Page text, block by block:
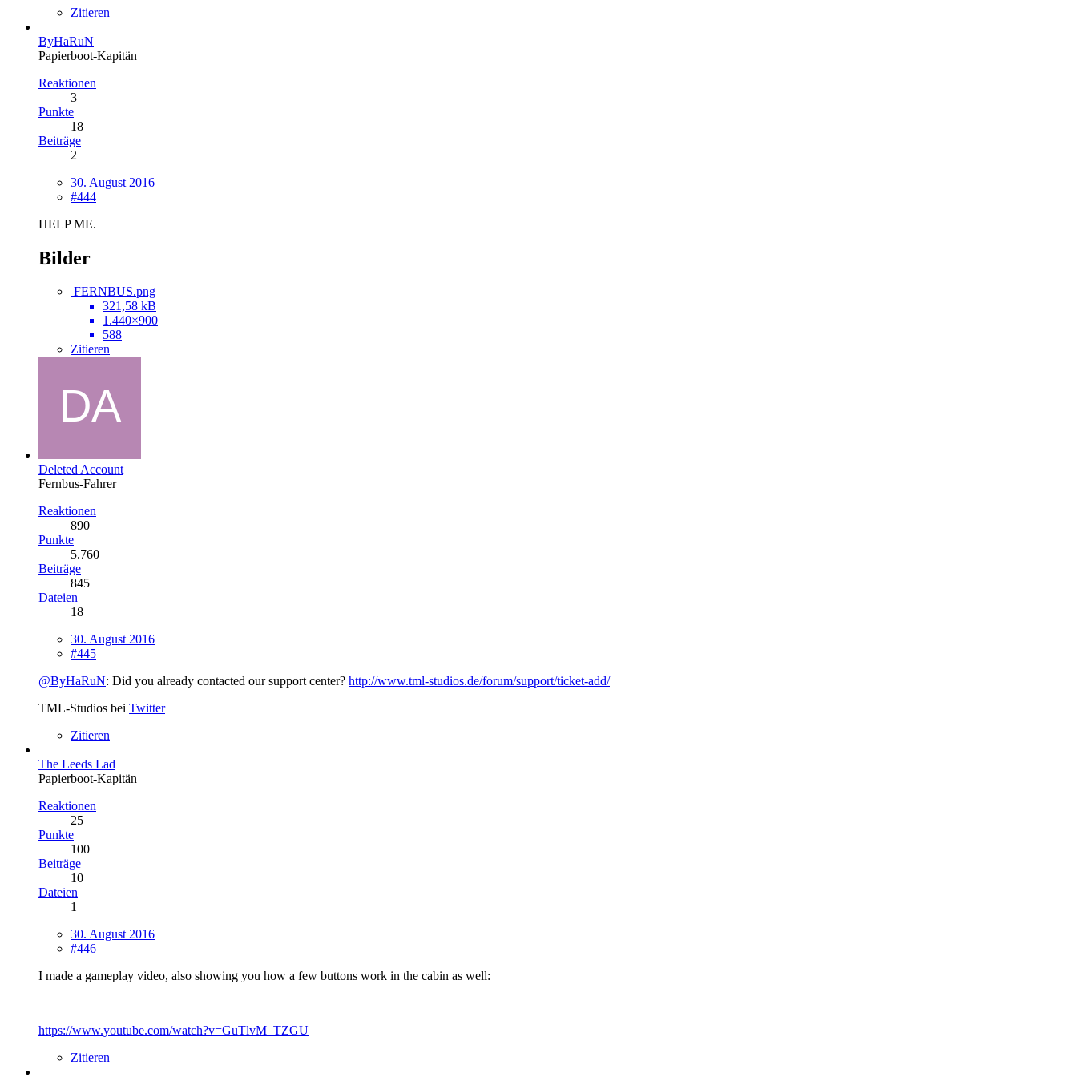
Zitieren
ByHaRuN
Papierboot-Kapitän
Reaktionen
3
Punkte
18
Beiträge
2
30. August 2016
#444
HELP ME.
Bilder
FERNBUS.png
321,58 kB
1.440×900
588
Zitieren
Deleted Account
Fernbus-Fahrer
Reaktionen
890
Punkte
5.760
Beiträge
845
Dateien
18
30. August 2016
#445
@ByHaRuN: Did you already contacted our support center? http://www.tml-studios.de/forum/support/ticket-add/
TML-Studios bei Twitter
Zitieren
The Leeds Lad
Papierboot-Kapitän
Reaktionen
25
Punkte
100
Beiträge
10
Dateien
1
30. August 2016
#446
I made a gameplay video, also showing you how a few buttons work in the cabin as well:
https://www.youtube.com/watch?v=GuTlvM_TZGU
Zitieren